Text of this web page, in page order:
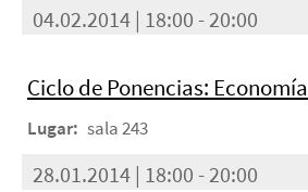
04.02.2014 | 18:00 - 20:00
Ciclo de Ponencias: Economía
Lugar: sala 243
28.01.2014 | 18:00 - 20:00